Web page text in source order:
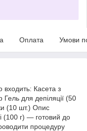
Оплата Умови
Касета з
для депіляції (50
(10 шт.) Опис
(100 г) — готовий до
процедуру